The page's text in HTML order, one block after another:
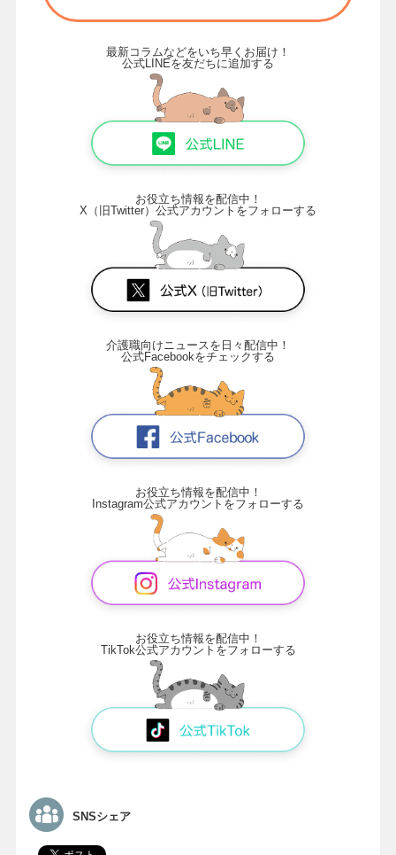
最新コラムなどをいち早くお届け！
公式LINEを友だちに追加する
お役立ち情報を配信中！
X（旧Twitter）公式アカウントをフォローする
介護職向けニュースを日々配信中！
公式Facebookをチェックする
お役立ち情報を配信中！
Instagram公式アカウントをフォローする
お役立ち情報を配信中！
TikTok公式アカウントをフォローする
SNSシェア